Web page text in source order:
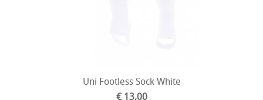
Uni Footless Sock White
€ 13,00